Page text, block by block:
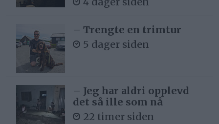
– Trengte en trimtur
5 dager siden
– Jeg har aldri opplevd
det så ille som nå
22 timer siden